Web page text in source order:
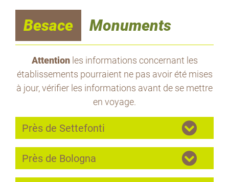
Besace
Monuments
Attentionles informations concernant les
établissements pourraient ne pas avoir été mises
à jour, vérifier les informations avant de se mettre
en voyage.
Près de Settefonti
Près de Bologna